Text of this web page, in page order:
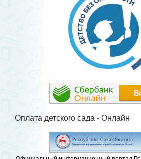
Оплата детского сада - Онлайн